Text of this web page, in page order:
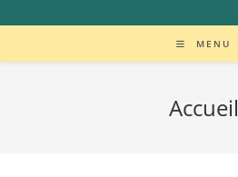
MENU
Accueil